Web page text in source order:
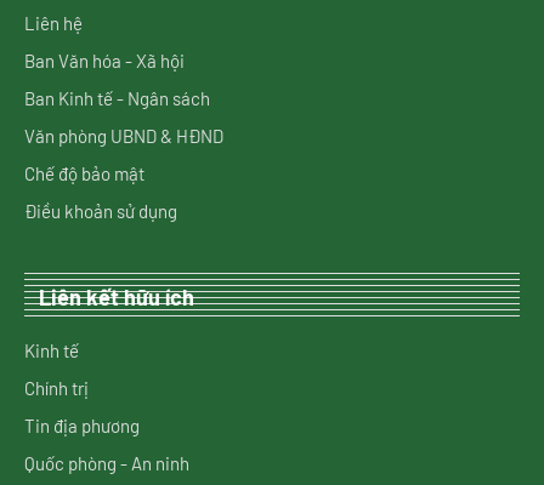
Liên hệ
Ban Văn hóa - Xã hội
Ban Kinh tế - Ngân sách
Văn phòng UBND & HĐND
Chế độ bảo mật
Điều khoản sử dụng
Liên kết hữu ích
Kinh tế
Chính trị
Tin địa phương
Quốc phòng - An ninh